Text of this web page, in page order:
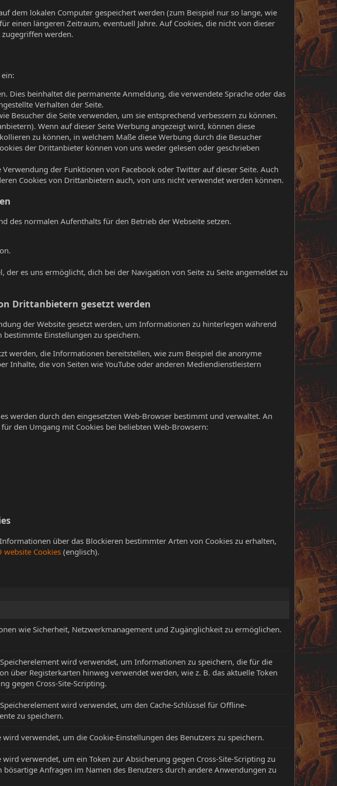
dem lokalen Computer gespeichert werden (zum Beispiel nur so lange, wie
einen längeren Zeitraum, eventuell Jahre. Auf Cookies, die nicht von dieser
werden.
Dies beinhaltet die permanente Anmeldung, die verwendete Sprache oder das
Verhalten der Seite.
Besucher die Seite verwenden, um sie entsprechend verbessern zu können.
Wenn auf dieser Seite Werbung angezeigt wird, können diese
zu können, in welchem Maße diese Werbung durch die Besucher
der Drittanbieter können von uns weder gelesen oder geschrieben
der Funktionen von Facebook oder Twitter auf dieser Seite. Auch
Cookies von Drittanbietern auch, von uns nicht verwendet werden können.
des normalen Aufenthalts für den Betrieb der Webseite setzen.
der es uns ermöglicht, dich bei der Navigation von Seite zu Seite angemeldet zu
Drittanbietern gesetzt werden
der Website gesetzt werden, um Informationen zu hinterlegen während
Einstellungen zu speichern.
werden, die Informationen bereitstellen, wie zum Beispiel die anonyme
Inhalte, die von Seiten wie YouTube oder anderen Mediendienstleistern
werden durch den eingesetzten Web-Browser bestimmt und verwaltet. An
den Umgang mit Cookies bei beliebten Web-Browsern:
über das Blockieren bestimmter Arten von Cookies zu erhalten,
website Cookies(englisch).
wie Sicherheit, Netzwerkmanagement und Zugänglichkeit zu ermöglichen.
wird verwendet, um Informationen zu speichern, die für die
über Registerkarten hinweg verwendet werden, wie z. B. das aktuelle Token
gegen Cross-Site-Scripting.
wird verwendet, um den Cache-Schlüssel für Offline-
zu speichern.
wird verwendet, um die Cookie-Einstellungen des Benutzers zu speichern.
wird verwendet, um ein Token zur Absicherung gegen Cross-Site-Scripting zu
bösartige Anfragen im Namen des Benutzers durch andere Anwendungen zu